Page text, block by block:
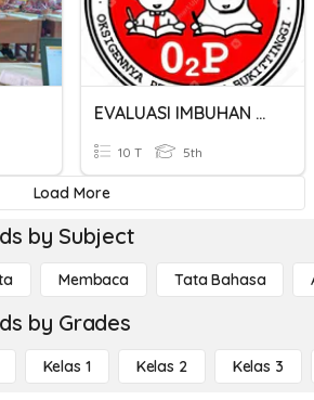
EVALUASI IMBUHAN Me-
10 T 5th
Load More
by Subject
Membaca Tata Bahasa
by Grades
Kelas 1 Kelas 2 Kelas 3